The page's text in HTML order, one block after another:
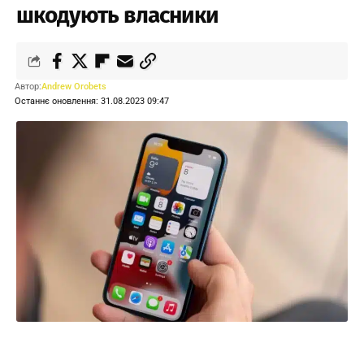
шкодують власники
Останнє оновлення: 31.08.2023 09:47
Автор:Andrew Orobets